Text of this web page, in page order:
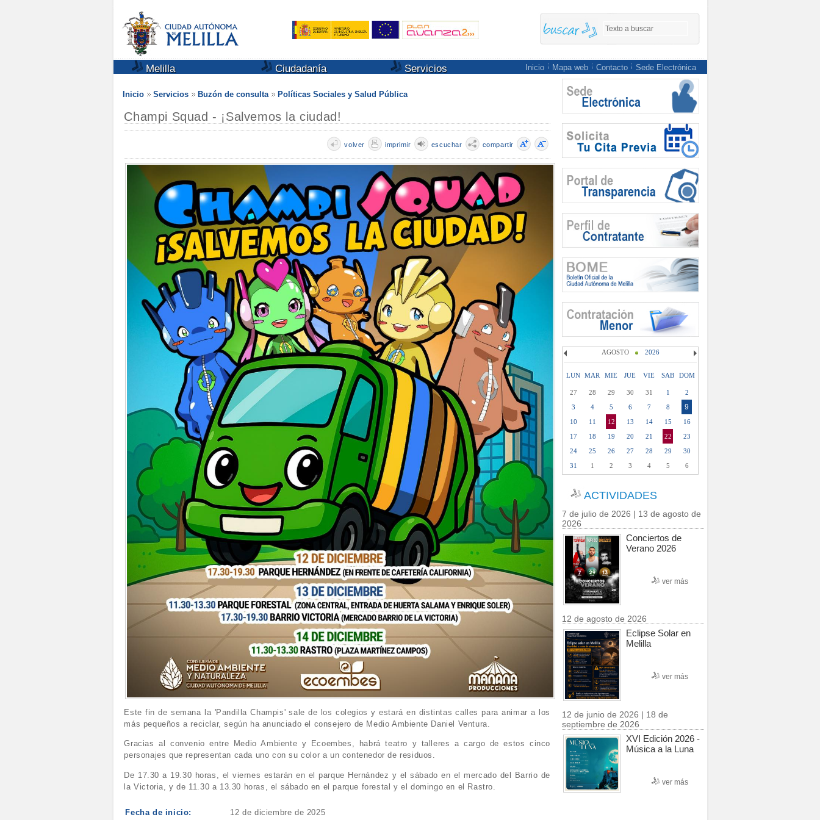
Melilla Ciudadanía Servicios Inicio Mapa web Contacto Sede Electrónica
Inicio Servicios Buzón de consulta Políticas Sociales y Salud Pública
Champi Squad - ¡Salvemos la ciudad!
compartir
escuchar
imprimir
volver
Este fin de semana la 'Pandilla Champis' sale de los colegios y estará en distintas calles para animar a los
más pequeños a reciclar, según ha anunciado el consejero de Medio Ambiente Daniel Ventura.
Gracias al convenio entre Medio Ambiente y Ecoembes, habrá teatro y talleres a cargo de estos cinco
personajes que representan cada uno con su color a un contenedor de residuos.
De 17.30 a 19.30 horas, el viernes estarán en el parque Hernández y el sábado en el mercado del Barrio de
la Victoria, y de 11.30 a 13.30 horas, el sábado en el parque forestal y el domingo en el Rastro.
Fecha de inicio: 12 de diciembre de 2025
AGOSTO 2026
LUN MAR MIE JUE VIE SAB DOM
27 28 29 30 31 1
2
3
4 5 6 7 8 9
10 11 12 13 14 15
16
17
18 19 20 21 22
23
24
25 26 27 28 29
30
31
1 2 3 4 5 6
ACTIVIDADES
7 de julio de 2026 | 13 de agosto de
2026
Conciertos de
Verano 2026
ver más
12 de agosto de 2026
Eclipse Solar en
Melilla
ver más
12 de junio de 2026 | 18 de
septiembre de 2026
XVI Edición 2026 -
Música a la Luna
ver más